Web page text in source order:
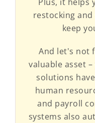
restocking
keep
And let's not
valuable asset
solutions
human
and payroll
systems also